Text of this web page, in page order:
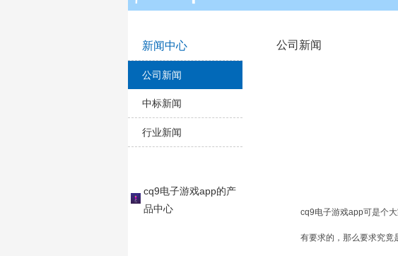
新闻中心
公司新闻
中标新闻
行业新闻
cq9电子游戏app的产
品中心
公司新闻
cq9电子游戏app可是个
有要求的，那么要求究竟